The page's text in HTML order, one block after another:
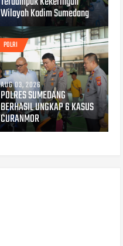
Wilayah Kodim Sumedang
POLRI
AUG 03, 2026
POLRES SUMEDANG
BERHASIL UNGKAP 6 KASUS
CURANMOR